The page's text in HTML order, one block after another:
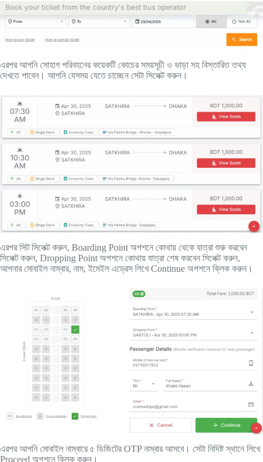
এরপর আপনি সোহাগ পরিবহনের কয়েকটি কোচের সময়সূচী ও ভাড়া সহ বিস্তারিত তথ্য
দেখতে পাবেন। আপনি যেসময় যেতে চাচ্ছেন সেটা সিলেক্ট করুন।
এরপর সিট সিলেক্ট করুন, Boarding Point অপশনে কোথায় থেকে যাত্রা শুরু করবেন
সিলেক্ট করুন, Dropping Point অপশনে কোথায় যাত্রা শেষ করবেন সিলেক্ট করুন,
আপনার মোবাইল নাম্বার, নাম, ইমেইল এড্রেস লিখে Continue অপশনে ক্লিক করুন।
এরপর আপনি মোবাইল নাম্বারে ৫ ডিজিটের OTP নাম্বার আসবে। সেটা নিদিষ্ট স্থানে লিখে
Proceed অপশনে ক্লিক করুন।